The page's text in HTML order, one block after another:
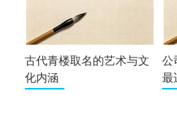
古代青楼取名的艺术与文
化内涵
公
最